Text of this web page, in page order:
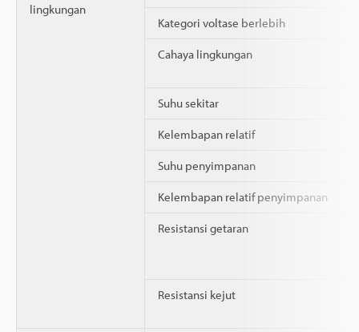
lingkungan
Kategori voltase berlebih
Cahaya lingkungan
Suhu sekitar
Kelembapan relatif
Suhu penyimpanan
Kelembapan relatif penyimpanan
Resistansi getaran
Resistansi kejut